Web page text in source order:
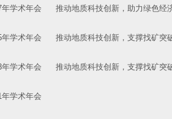
年学术年会 推动地质科技创新，助力绿色经
年学术年会 推动地质科技创新，支撑找矿突
年学术年会 推动地质科技创新，支撑找矿突
年学术年会